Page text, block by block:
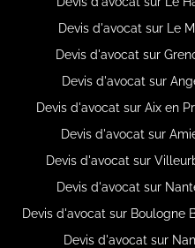
Devis d'avocat sur Le
Devis d'avocat sur
Devis d'avocat sur
Devis d'avocat sur Aix en
Devis d'avocat sur
Devis d'avocat sur
Devis d'avocat sur
Devis d'avocat sur Boulogne
Devis d'avocat sur